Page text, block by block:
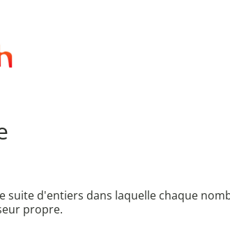
suite d'entiers dans laquelle chaque
propre.